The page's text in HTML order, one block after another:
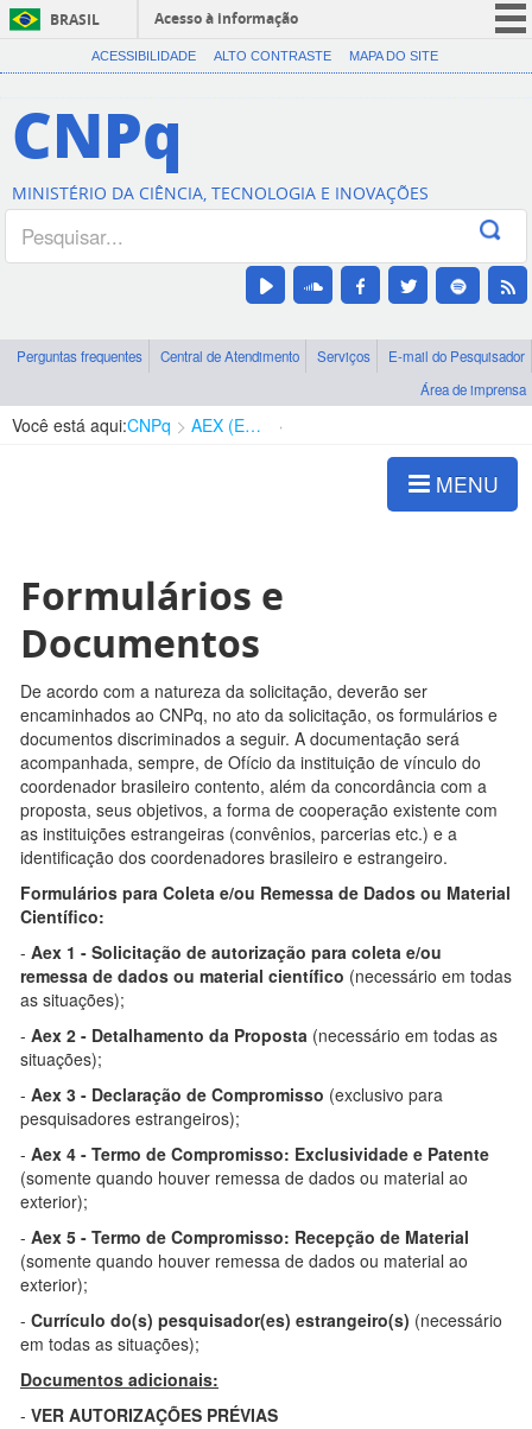
BRASIL
Acesso à informação
CORONAVÍRUS (COVID-19)
Canais
ACESSIBILIDADE ALTO CONTRASTE MAPA DO SITE
CNPq
MINISTÉRIO DA CIÊNCIA, TECNOLOGIA E INOVAÇÕES
Perguntas frequentes Central de Atendimento Serviços
E-mail do Pesquisador
Área de imprensa
Você está aqui:CNPq AEX (Expedição Científica)
MENU
Formulários e
Documentos
De acordo com a natureza da solicitação, deverão ser
encaminhados ao CNPq, no ato da solicitação, os formulários e
documentos discriminados a seguir. A documentação será
acompanhada, sempre, de Ofício da instituição de vínculo do
coordenador brasileiro contento, além da concordância com a
proposta, seus objetivos, a forma de cooperação existente com
as instituições estrangeiras (convênios, parcerias etc.) e a
identificação dos coordenadores brasileiro e estrangeiro.
Formulários para Coleta e/ou Remessa de Dados ou Material
Científico:
- Aex 1 - Solicitação de autorização para coleta e/ou
remessa de dados ou material científico (necessário em todas
as situações);
- Aex 2 - Detalhamento da Proposta (necessário em todas as
situações);
- Aex 3 - Declaração de Compromisso (exclusivo para
pesquisadores estrangeiros);
- Aex 4 - Termo de Compromisso: Exclusividade e Patente
(somente quando houver remessa de dados ou material ao
exterior);
- Aex 5 - Termo de Compromisso: Recepção de Material
(somente quando houver remessa de dados ou material ao
exterior);
- Currículo do(s) pesquisador(es) estrangeiro(s) (necessário
em todas as situações);
Documentos adicionais:
- VER AUTORIZAÇÕES PRÉVIAS